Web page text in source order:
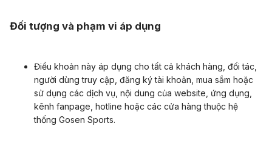
Đối tượng và phạm vi áp dụng
Điều khoản này áp dụng cho tất cả khách hàng, đối tác,
người dùng truy cập, đăng ký tài khoản, mua sắm hoặc
sử dụng các dịch vụ, nội dung của website, ứng dụng,
kênh fanpage, hotline hoặc các cửa hàng thuộc hệ
thống Gosen Sports.